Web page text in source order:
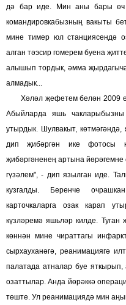
дә бар иде. Мин аны бары өч
командировкабызның вакыты
мине тимер юл станциясендә
алган тәэсир гомерем буена
алышып тордык, әмма
алмадык...
Хәләл җефетем белән 2009
Абыйларда яшь
утырдык. Шулвакыт,
дип җибәргән ике фотосы
җибәргәненең артына йөрәгемне
гүзәлем", - дип язылган иде.
кузгалды. Беренче
карточкаларга озак карап
күзләремә яшьләр килде. Туган
көннән мине чираттагы
сырхауханәгә, реанимациягә
палатада атналар буе яткырып,
озаттылар. Анда йөрәккә
төште. Ул реанимациядә мин